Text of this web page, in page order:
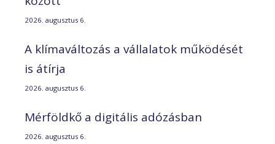
2026. augusztus 6.
A klímaváltozás a vállalatok működését
is átírja
2026. augusztus 6.
Mérföldkő a digitális adózásban
2026. augusztus 6.